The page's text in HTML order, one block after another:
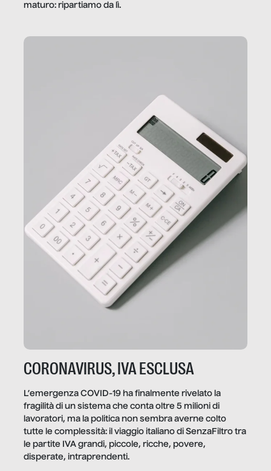
maturo: ripartiamo da lì.
CORONAVIRUS, IVA ESCLUSA
L’emergenza COVID-19 ha finalmente rivelato la
fragilità di un sistema che conta oltre 5 milioni di
lavoratori, ma la politica non sembra averne colto
tutte le complessità: il viaggio italiano di SenzaFiltro tra
le partite IVA grandi, piccole, ricche, povere,
disperate, intraprendenti.